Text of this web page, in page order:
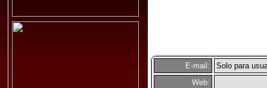
E-mail:
Solo para
Web: